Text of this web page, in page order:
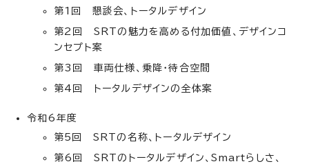
第1回 懇談会、トータルデザイン
第2回 SRTの魅力を高める付加価値、デザインコ
ンセプト案
第3回 車両仕様、乗降・待合空間
第4回 トータルデザインの全体案
令和6年度
第5回 SRTの名称、トータルデザイン
第6回 SRTのトータルデザイン、Smartらしさ、